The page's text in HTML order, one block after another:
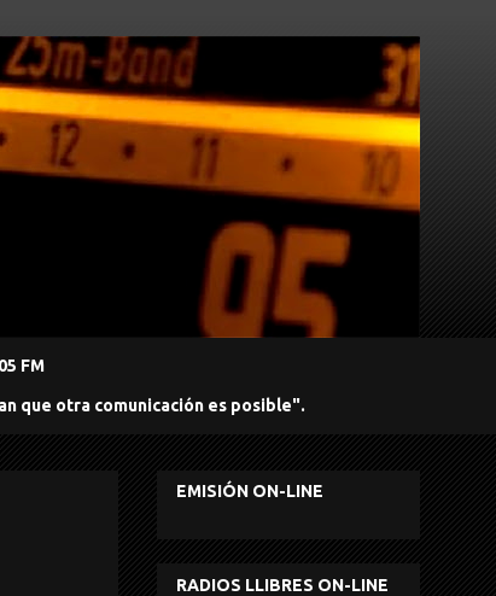
FM
que otra comunicación es posible".
EMISIÓN ON-LINE
RADIOS LLIBRES ON-LINE